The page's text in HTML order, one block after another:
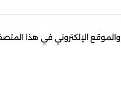
والموقع الإلكتروني في هذا